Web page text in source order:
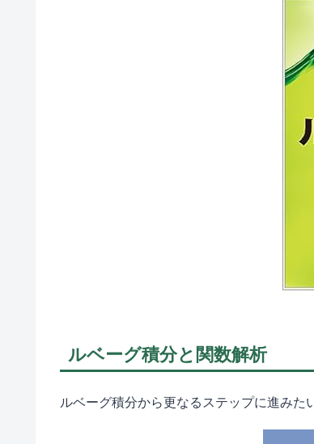
ルベーグ積分と関数解析
ルベーグ積分から更なるステップに進みた